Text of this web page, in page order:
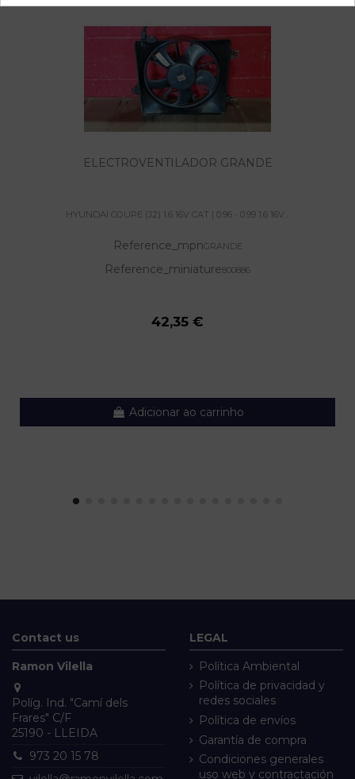
ELECTROVENTILADOR GRANDE
HYUNDAI COUPE (J2) 1.6 16V CAT | 0.96 - 0.99 1.6 16V...
Reference_mpnGRANDE
Reference_miniature800886
42,35 €
Adicionar ao carrinho
Contact us
Ramon Vilella
Políg. Ind. "Camí dels
Frares" C/F
25190 - LLEIDA
973 20 15 78
LEGAL
Política Ambiental
Política de privacidad y
redes sociales
Política de envíos
Garantía de compra
Condiciones generales
uso web y contractación